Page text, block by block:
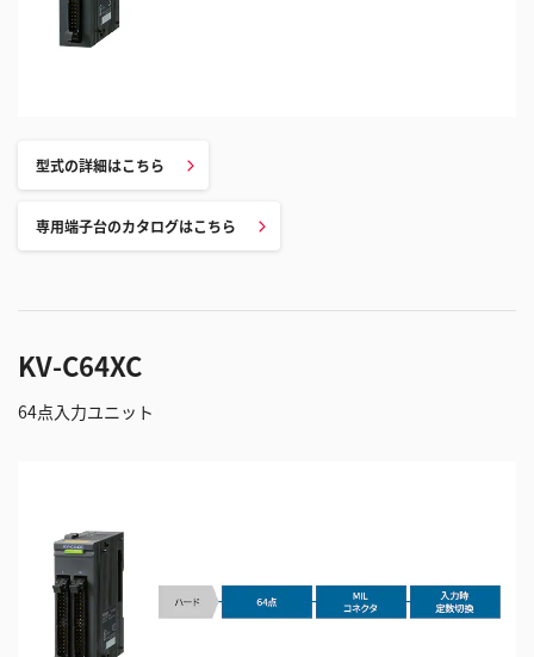
型式の詳細はこちら
専用端子台のカタログはこちら
KV-C64XC
64点入力ユニット